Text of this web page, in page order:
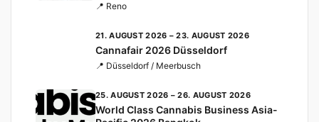
📍 Reno
21. AUGUST 2026 – 23. AUGUST 2026
Cannafair 2026 Düsseldorf
📍 Düsseldorf / Meerbusch
25. AUGUST 2026 – 26. AUGUST 2026
World Class Cannabis Business Asia-